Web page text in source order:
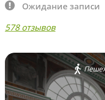
Ожидание записи
578 отзывов